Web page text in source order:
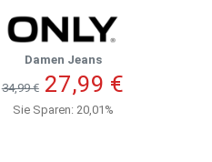
Damen Jeans
34,99 € 27,99 €
Sie Sparen: 20,01%